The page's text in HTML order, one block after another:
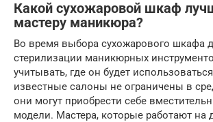
Какой сухожаровой шкаф
мастеру маникюра?
Во время выбора сухожарового шкафа
стерилизации маникюрных
учитывать, где он будет
известные салоны не ограничены в
они могут приобрести себе
модели. Мастера, которые работают на